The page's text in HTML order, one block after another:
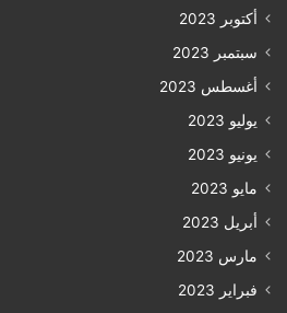
أكتوبر 2023
سبتمبر 2023
أغسطس 2023
يوليو 2023
يونيو 2023
مايو 2023
أبريل 2023
مارس 2023
فبراير 2023